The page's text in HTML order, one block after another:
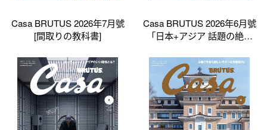
Casa BRUTUS 2026年7月號
[間取りの教科書]
Casa BRUTUS 2026年6月號
「日本+アジア 話題の絶景